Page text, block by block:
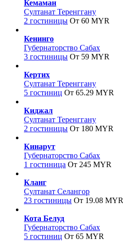
Кемаман
Султанат Теренггану
2 гостиницы От 60 MYR
Кенинго
Губернаторство Сабах
3 гостиницы От 59 MYR
Кертих
Султанат Теренггану
5 гостиниц От 65.29 MYR
Киджал
Султанат Теренггану
2 гостиницы От 180 MYR
Кинарут
Губернаторство Сабах
1 гостиница От 245 MYR
Кланг
Султанат Селангор
23 гостиницы От 19.08 MYR
Кота Белуд
Губернаторство Сабах
5 гостиниц От 65 MYR